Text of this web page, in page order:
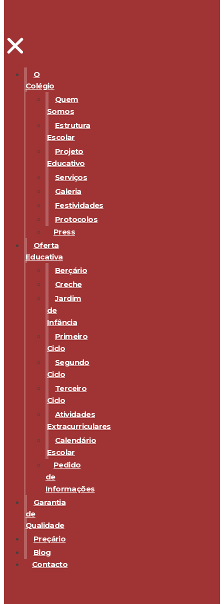
O
Colégio
Quem
Somos
Estrutura
Escolar
Projeto
Educativo
Serviços
Galeria
Festividades
Protocolos
Press
Oferta
Educativa
Berçário
Creche
Jardim
de
Infância
Primeiro
Ciclo
Segundo
Ciclo
Terceiro
Ciclo
Atividades
Extracurriculares
Calendário
Escolar
Pedido
de
Informações
Garantia
de
Qualidade
Preçário
Blog
Contacto